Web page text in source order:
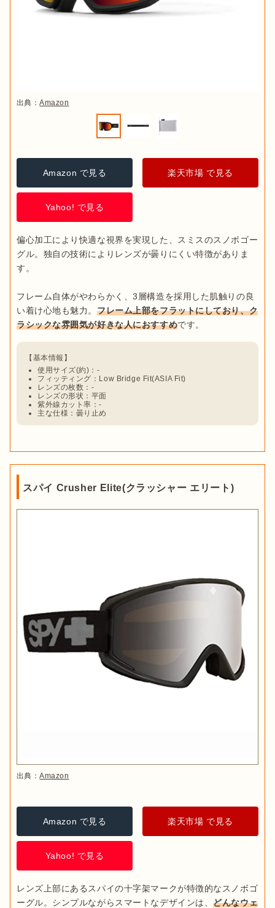
出典：Amazon
Amazon で見る 楽天市場 で見る
Yahoo! で見る
偏心加工により快適な視界を実現した、スミスのスノボゴー
グル。独自の技術によりレンズが曇りにくい特徴がありま
す。
フレーム自体がやわらかく、3層構造を採用した肌触りの良
い着け心地も魅力。フレーム上部をフラットにしており、ク
ラシックな雰囲気が好きな人におすすめ
使用サイズ(約)：-
フィッティング：Low Bridge Fit(ASIA Fit)
レンズの枚数：-
レンズの形状：平面
紫外線カット率：-
主な仕様：曇り止め
スパイ Crusher Elite(クラッシャー エリート)
出典：Amazon
Amazon で見る 楽天市場 で見る
Yahoo! で見る
レンズ上部にあるスパイの十字架マークが特徴的なスノボゴ
ーグル。シンプルながらスマートなデザインは、どんなウェ